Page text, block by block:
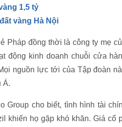
1,5 tỷ
vàng Hà Nội
Pháp đồng thời là công ty mẹ
động kinh doanh chuỗi cửa
nguồn lực tới của Tập đoàn
Á.
Group cho biết, tình hình tài
khiến họ gặp khó khăn. Giá cổ